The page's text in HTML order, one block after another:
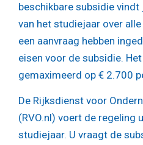
beschikbare subsidie
van het studiejaar over
een aanvraag hebben
eisen voor de subsidie.
gemaximeerd op € 2.700
De Rijksdienst voor
(RVO.nl) voert de regeling
studiejaar. U vraagt de